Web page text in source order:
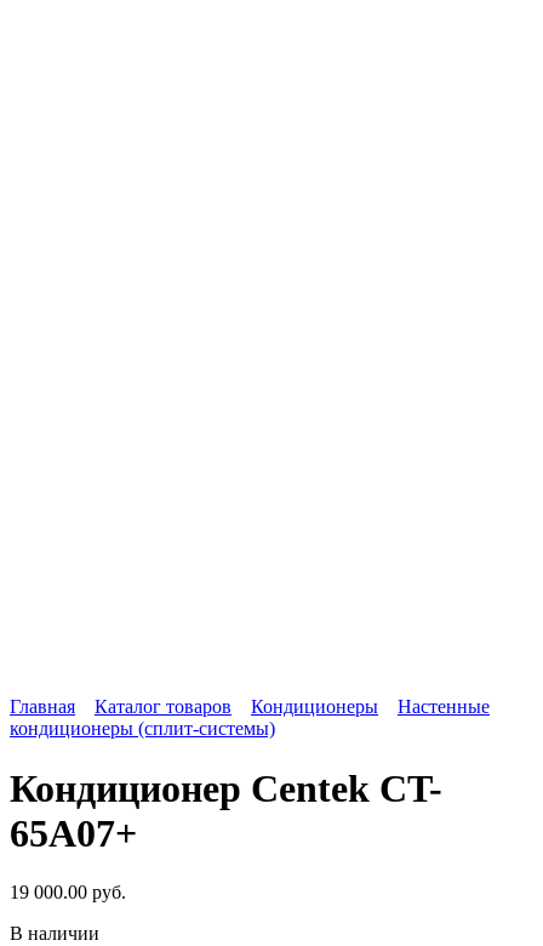
Главная Каталог товаров Кондиционеры
Настенные
кондиционеры (сплит-системы)
Кондиционер Centek CT-
65А07+
19 000.00 руб.
В наличии